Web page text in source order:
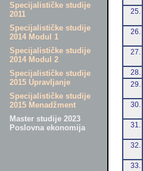
Specijalističke studije
2011
Specijalističke studije
2014 Modul 1
Specijalističke studije
2014 Modul 2
Specijalističke studije
2015 Upravljanje
Specijalističke studije
2015 Menadžment
Master studije 2023
Poslovna ekonomija
25.
26.
27.
28.
29.
30.
31.
32.
33.